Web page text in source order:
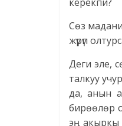
Сөз
жүрүп
Деги эле,
талкуу
да, анын
бирөөлөр
эң акыркы